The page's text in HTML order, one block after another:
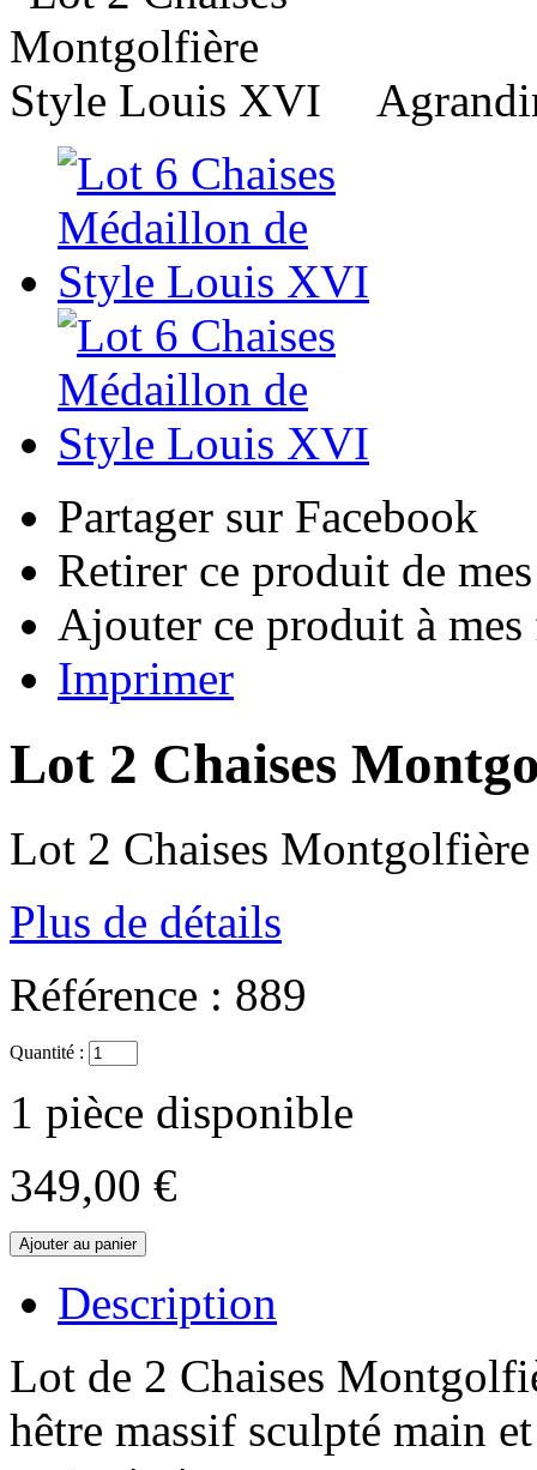
Partager sur Facebook
Retirer ce produit de
Ajouter ce produit à
Imprimer
Lot 2 Chaises
Lot 2 Chaises
Plus de détails
Référence : 889
Quantité :
1 pièce disponible
349,00 €
Description
Lot de 2 Chaises
hêtre massif sculpté main